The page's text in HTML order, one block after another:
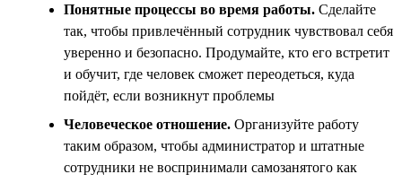
Понятные процессы во время работы. Сделайте
так, чтобы привлечённый сотрудник чувствовал себя
уверенно и безопасно. Продумайте, кто его встретит
и обучит, где человек сможет переодеться, куда
пойдёт, если возникнут проблемы
Человеческое отношение. Организуйте работу
таким образом, чтобы администратор и штатные
сотрудники не воспринимали самозанятого как